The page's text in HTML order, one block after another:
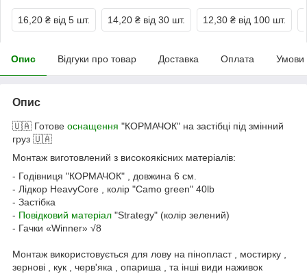
16,20 ₴ від 5 шт. 14,20 ₴ від 30 шт. 12,30 ₴ від 100 шт.
Опис Відгуки про товар Доставка Оплата Умови
Опис
🇺🇦 Готове оснащення "КОРМАЧОК" на застібці під змінний
груз 🇺🇦
Монтаж виготовлений з високоякісних матеріалів:
- Годівниця "КОРМАЧОК" , довжина 6 см.
- Лідкор HeavyCore , колір "Camo green" 40lb
- Застібка
- Повідковий матеріал "Strategy" (колір зелений)
- Гачки «Winner» √8
Монтаж використовується для лову на пінопласт , мостирку ,
зернові , кук , черв'яка , опариша , та інші види наживок